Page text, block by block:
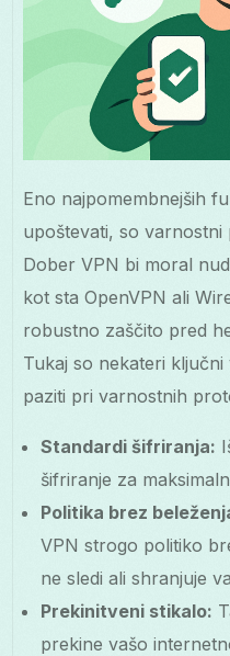
Eno najpomembnejših
upoštevati, so
Dober VPN bi moral
kot sta OpenVPN ali
robustno zaščito pred
Tukaj so nekateri
paziti pri varnostnih
Standardi šifriranja:
šifriranje za
Politika brez
VPN strogo politiko
ne sledi ali shranjuje
Prekinitveni stikalo:
prekine vašo